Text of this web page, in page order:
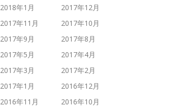
2018年1月
2017年12月
2017年11月
2017年10月
2017年9月
2017年8月
2017年5月
2017年4月
2017年3月
2017年2月
2017年1月
2016年12月
2016年11月
2016年10月